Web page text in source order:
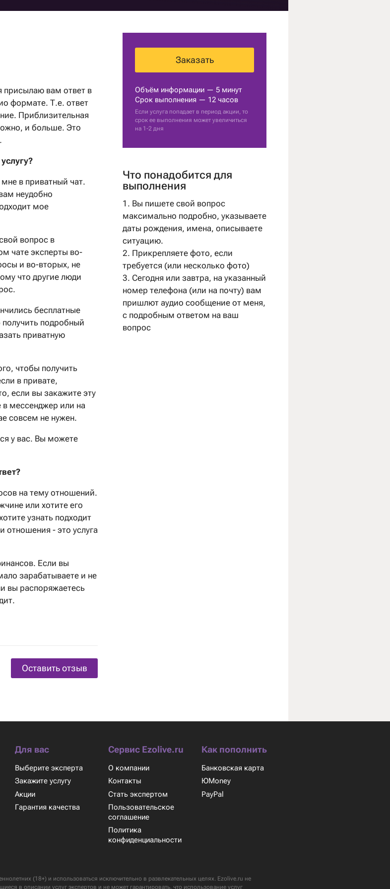
Гадание на работу
Советы гадалки
Карта судьбы
психологи
Нумерология рождения
Гадание по руке
Оракулы
Толкователи снов
Шаманы
присылаю вам ответ в
формате. Т.е. ответ
Приблизительная
и больше. Это
в приватный чат.
неудобно
мое
вопрос в
чате эксперты во-
и во-вторых, не
что другие люди
бесплатные
подробный
приватную
чтобы получить
в привате,
если вы закажите эту
мессенджер или на
совсем не нужен.
у вас. Вы можете
на тему отношений.
или хотите его
узнать подходит
отношения - это услуга
Если вы
зарабатываете и не
вы распоряжаетесь
Оставить отзыв
Заказать
Объём информации — 5 минут
Срок выполнения — 12 часов
Если услуга попадает в период акции, то
срок ее выполнения может увеличиться
на 1-2 дня
Что понадобится для
выполнения
1. Вы пишете свой вопрос
максимально подробно, указываете
даты рождения, имена, описываете
ситуацию.
2. Прикрепляете фото, если
требуется (или несколько фото)
3. Сегодня или завтра, на указанный
номер телефона (или на почту) вам
пришлют аудио сообщение от меня,
с подробным ответом на ваш
вопрос
Для вас
Выберите эксперта
Закажите услугу
Акции
Гарантия качества
Сервис Ezolive.ru
О компании
Контакты
Стать экспертом
Пользовательское
соглашение
Политика
конфиденциальности
Как пополнить
Банковская карта
ЮMoney
PayPal
(18+) и использоваться исключительно в развлекательных целях. Ezolive.ru не
в описании услуг экспертов и не может гарантировать, что использование услуг